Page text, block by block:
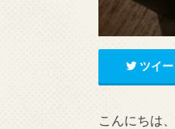
ツイー
こんにちは